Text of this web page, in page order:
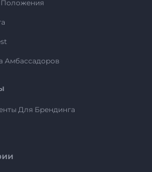
Амбассадоров
Для Брендинга